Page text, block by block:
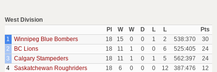
West Division
Pl
W W D L L
Pts
1
Winnipeg Blue Bombers 18 15 0 0 1 2 538:370
30
2
BC Lions 18 11 1 0 0 6 525:405
24
3
Calgary Stampeders 18 11 1 0 1 5 562:397
24
4
Saskatchewan Roughriders 18 6 0 0 0 12 387:476
12